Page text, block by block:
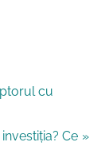
cu
Ce